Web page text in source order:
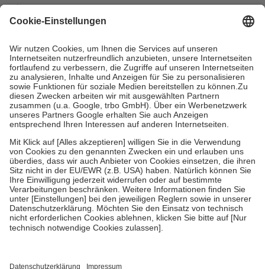
mit.
Grundsätzlich leisten Mitglieder Zuzahlungen in Höhe von zehn
höchstens zehn Euro.
Es sind jedoch nie mehr als die tatsächlichen
Kosten der Leistung zu entrichten.
Diese Regeln gelten grundsätzlich auch für Online-Apotheken.
Bei Heilmitteln und häuslicher Krankenpflege beträgt die
Zuzahlung zehn Prozent der Kosten sowie zehn Euro je
Verordnung.
Um das Engagement der Versicherten für ihre eigene Gesundheit zu
stärken und die besondere Stellung der Familie zu unterstützen,
fallenkeine Zuzahlungenan bei:
• Kindern und Jugendlichen bis zum vollendeten 18. Lebensjahr
mit Ausnahme der Fahrkosten
• Untersuchungen zur Vorsorge und Früherkennung, die von der
GKV getragen werden
• empfohlenen Schutzimpfungen
• Harn- und Blutteststreifen
getroffen, um sicherzustellen, dass es sich um echte Bewertungen